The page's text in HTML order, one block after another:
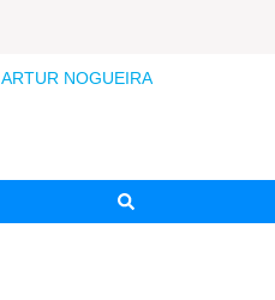
ARTUR NOGUEIRA